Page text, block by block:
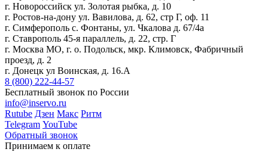
г. Новороссийск ул. Золотая рыбка, д. 10
г. Ростов-на-дону ул. Вавилова, д. 62, стр Г, оф. 11
г. Симферополь с. Фонтаны, ул. Чкалова д. 67/4а
г. Ставрополь 45-я параллель, д. 22, стр. Г
г. Москва МО, г. о. Подольск, мкр. Климовск, Фабричный
проезд, д. 2
г. Донецк ул Воинская, д. 16.А
8 (800) 222-44-57
Бесплатный звонок по России
info@inservo.ru
Rutube Дзен Макс Ритм
Telegram YouTube
Обратный звонок
Принимаем к оплате